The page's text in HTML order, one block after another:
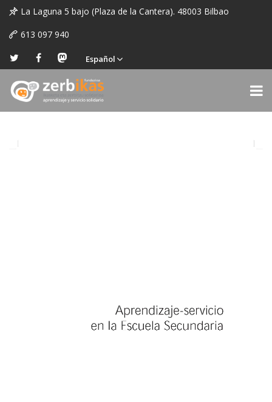
La Laguna 5 bajo (Plaza de la Cantera). 48003 Bilbao
613 097 940
Español